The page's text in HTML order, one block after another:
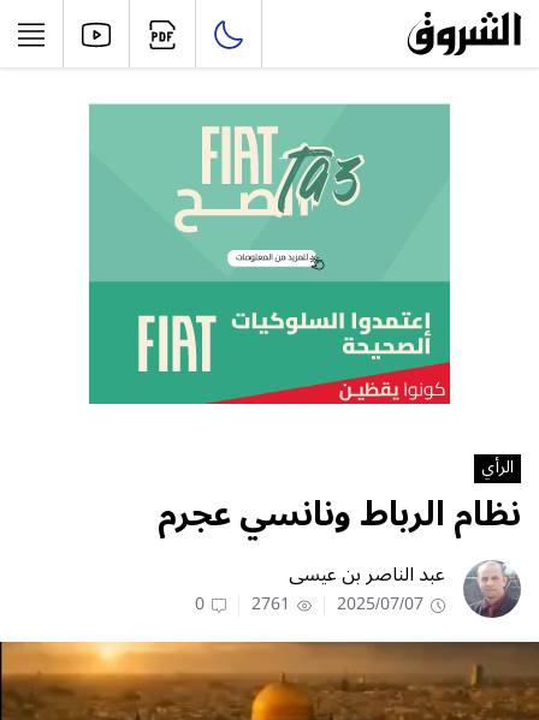
الرأي
نظام الرباط ونانسي عجرم
عبد الناصر بن عيسى
2025/07/07
2761
0